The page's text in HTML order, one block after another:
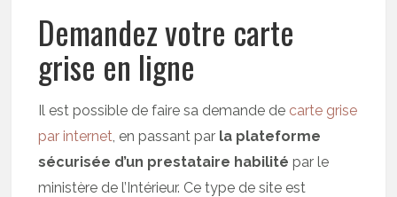
Demandez votre carte
grise en ligne
Il est possible de faire sa demande de carte grise
par internet, en passant par la plateforme
sécurisée d’un prestataire habilité par le
ministère de l’Intérieur. Ce type de site est